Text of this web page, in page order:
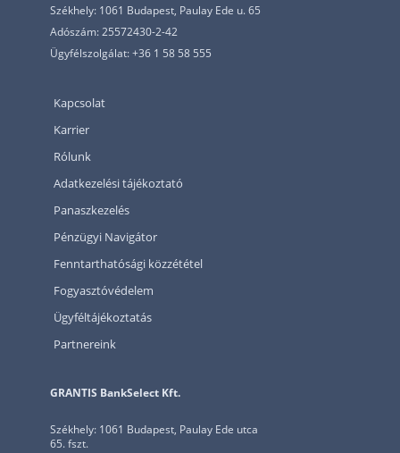
Székhely: 1061 Budapest, Paulay Ede u. 65
Adószám: 25572430-2-42
Ügyfélszolgálat: +36 1 58 58 555
Kapcsolat
Karrier
Rólunk
Adatkezelési tájékoztató
Panaszkezelés
Pénzügyi Navigátor
Fenntarthatósági közzététel
Fogyasztóvédelem
Ügyféltájékoztatás
Partnereink
GRANTIS BankSelect Kft.
Székhely: 1061 Budapest, Paulay Ede utca
65. fszt.